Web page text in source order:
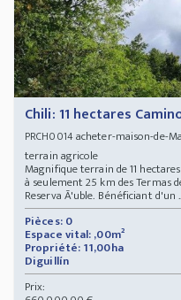
Chili: 11 hectares
PRCH0014acheter-maison-de-
terrain agricole
Magnifique terrain de 11
à seulement 25 km des Termas
Reserva Ã'uble. Bénéficiant d'un
Pièces: 0
Espace vital: ,00m²
Propriété: 11,00ha
Diguillín
Prix: